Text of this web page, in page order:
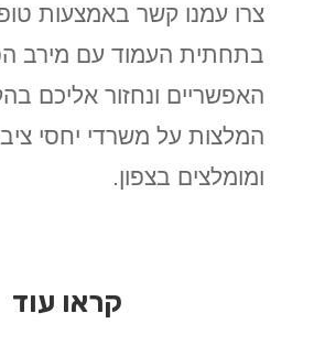
צרו עמנו קשר באמצעות
בתחתית העמוד עם מירב
האפשריים ונחזור אליכם
המלצות על משרדי יחסי
ומומלצים בצפון.
קראו עוד